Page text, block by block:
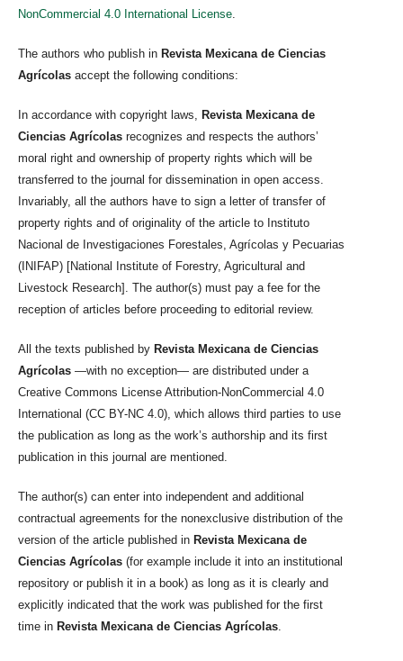
NonCommercial 4.0 International License
The authors who publish in Revista Mexicana de Ciencias
Agrícolas accept the following conditions:
In accordance with copyright laws, Revista Mexicana de
Ciencias Agrícolas recognizes and respects the authors’
moral right and ownership of property rights which will be
transferred to the journal for dissemination in open access.
Invariably, all the authors have to sign a letter of transfer of
property rights and of originality of the article to Instituto
Nacional de Investigaciones Forestales, Agrícolas y Pecuarias
(INIFAP) [National Institute of Forestry, Agricultural and
Livestock Research]. The author(s) must pay a fee for the
reception of articles before proceeding to editorial review.
All the texts published by Revista Mexicana de Ciencias
Agrícolas —with no exception— are distributed under a
Creative Commons License Attribution-NonCommercial 4.0
International (CC BY-NC 4.0), which allows third parties to use
the publication as long as the work’s authorship and its first
publication in this journal are mentioned.
The author(s) can enter into independent and additional
contractual agreements for the nonexclusive distribution of the
version of the article published in Revista Mexicana de
Ciencias Agrícolas (for example include it into an institutional
repository or publish it in a book) as long as it is clearly and
explicitly indicated that the work was published for the first
time in Revista Mexicana de Ciencias Agrícolas